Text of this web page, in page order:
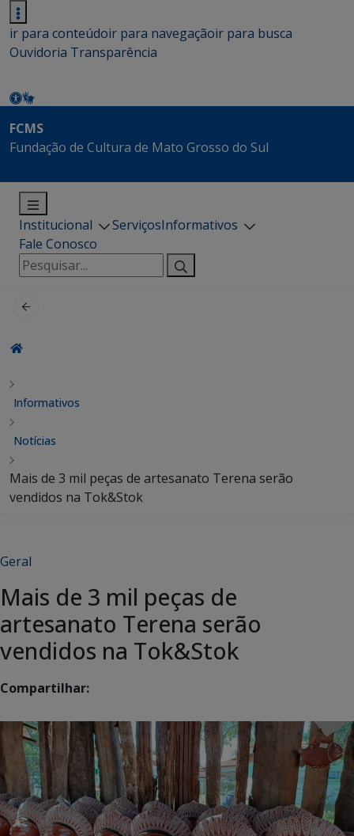
ir para conteúdoir para navegaçãoir para busca
Ouvidoria Transparência
FCMS
Fundação de Cultura de Mato Grosso do Sul
Institucional ServiçosInformativos
Fale Conosco
Pesquisar
por:
Informativos
Notícias
Mais de 3 mil peças de artesanato Terena serão
vendidos na Tok&Stok
Geral
Mais de 3 mil peças de
artesanato Terena serão
vendidos na Tok&Stok
Compartilhar: